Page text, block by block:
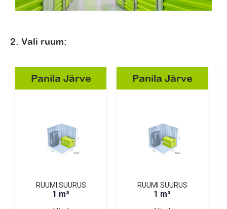
2. Vali ruum:
Panila Järve
RUUMI SUURUS
1 m³
Panila Järve
RUUMI SUURUS
1 m³